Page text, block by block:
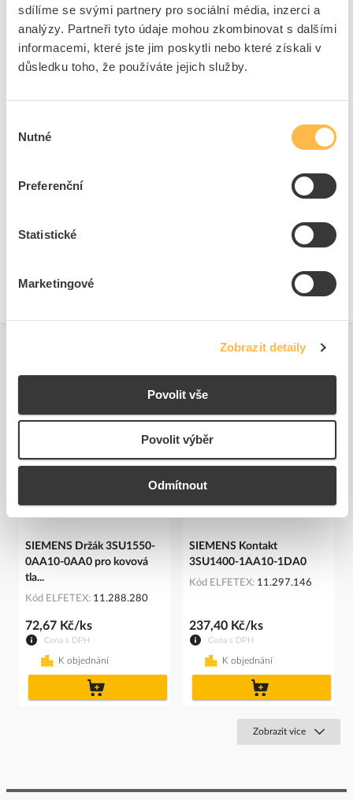
sdílíme se svými partnery pro sociální média, inzerci a
analýzy. Partneři tyto údaje mohou zkombinovat s dalšími
informacemi, které jste jim poskytli nebo které získali v
důsledku toho, že používáte jejich služby.
souhlasu
Nutné
Preferenční
Statistické
Marketingové
Zobrazit detaily
Povolit vše
Povolit výběr
Odmítnout
Přední kryty pro tlačítka
22.3 mm
Možnost osvětlení
Ano
Krytí (IP), přední strana
S čelním kroužkem
SIEMENS Držák 3SU1550-
0AA10-0AA0 pro kovová
tla...
Kód ELFETEX 11.288.280
Cena s DPH
72,67 Kč/ks
K objednání
SIEMENS Kontakt
3SU1400-1AA10-1DA0
Kód ELFETEX 11.297.146
Cena s DPH
237,40 Kč/ks
K objednání
Zobrazit více